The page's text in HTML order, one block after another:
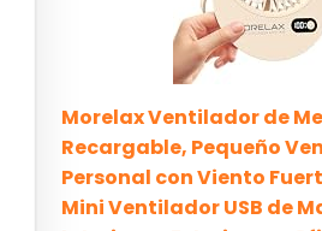
Morelax Ventilador de
Recargable, Pequeño
Personal con Viento
Mini Ventilador USB de